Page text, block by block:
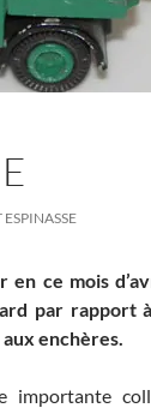
en ce mois
par rapport
aux enchères.
importante